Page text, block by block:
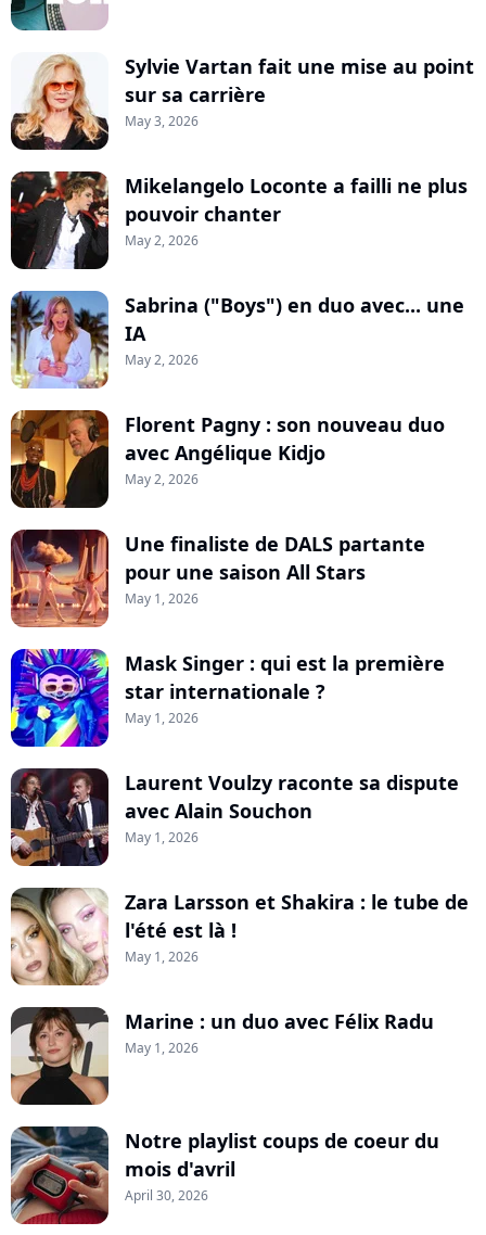
Sylvie Vartan fait une mise au point
sur sa carrière
May 3, 2026
Mikelangelo Loconte a failli ne plus
pouvoir chanter
May 2, 2026
Sabrina ("Boys") en duo avec... une
IA
May 2, 2026
Florent Pagny : son nouveau duo
avec Angélique Kidjo
May 2, 2026
Une finaliste de DALS partante
pour une saison All Stars
May 1, 2026
Mask Singer : qui est la première
star internationale ?
May 1, 2026
Laurent Voulzy raconte sa dispute
avec Alain Souchon
May 1, 2026
Zara Larsson et Shakira : le tube de
l'été est là !
May 1, 2026
Marine : un duo avec Félix Radu
May 1, 2026
Notre playlist coups de coeur du
mois d'avril
April 30, 2026